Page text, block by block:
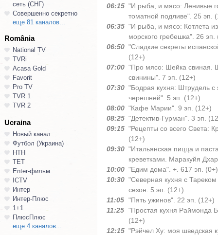
сеть (СНГ)
Совершенно секретно
еще 81 каналов...
România
National TV
TVRi
Acasa Gold
Favorit
Pro TV
TVR 1
TVR 2
Ucraina
Новый канал
Футбол (Украина)
НТН
ТЕТ
Enter-фильм
ICTV
Интер
Интер-Плюс
1+1
ПлюсПлюс
еще 4 каналов...
06:15 "И рыба, и мясо: Ленивые
томатной подливе". 25 эп.
06:35 "И рыба, и мясо: Котлета
морского гребешка". 26 эп.
06:50 "Сладкие секреты
(12+)
07:00 "Про мясо: Шейка свиная.
свинины". 7 эп. (12+)
07:30 "Бодрая кухня: Штрудель с
черешней". 5 эп. (12+)
08:00 "Кафе Марии". 9 эп. (12+)
08:25 "Детектив-Гурман". 3 эп.
09:15 "Рецепты со всего Света:
(12+)
09:30 "Итальянская пицца и
креветками. Маракуйя
10:00 "Едим дома". +. 617 эп. (0+)
10:30 "Северная кухня с
сезон. 5 эп. (12+)
11:05 "Пять ужинов". 22 эп. (12+)
11:25 "Простая кухня Раймонда
(12+)
12:15 "Рэйчел Ху: моя шведская